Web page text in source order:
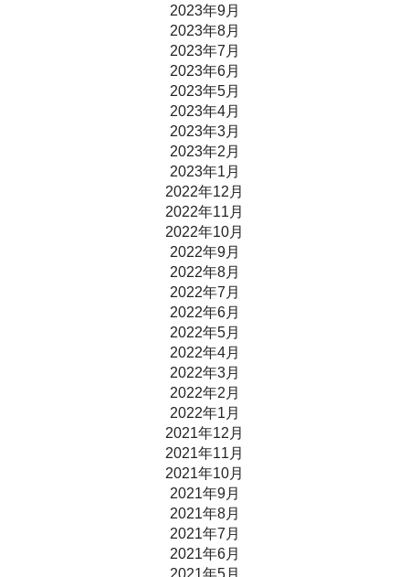
2023年9月
2023年8月
2023年7月
2023年6月
2023年5月
2023年4月
2023年3月
2023年2月
2023年1月
2022年12月
2022年11月
2022年10月
2022年9月
2022年8月
2022年7月
2022年6月
2022年5月
2022年4月
2022年3月
2022年2月
2022年1月
2021年12月
2021年11月
2021年10月
2021年9月
2021年8月
2021年7月
2021年6月